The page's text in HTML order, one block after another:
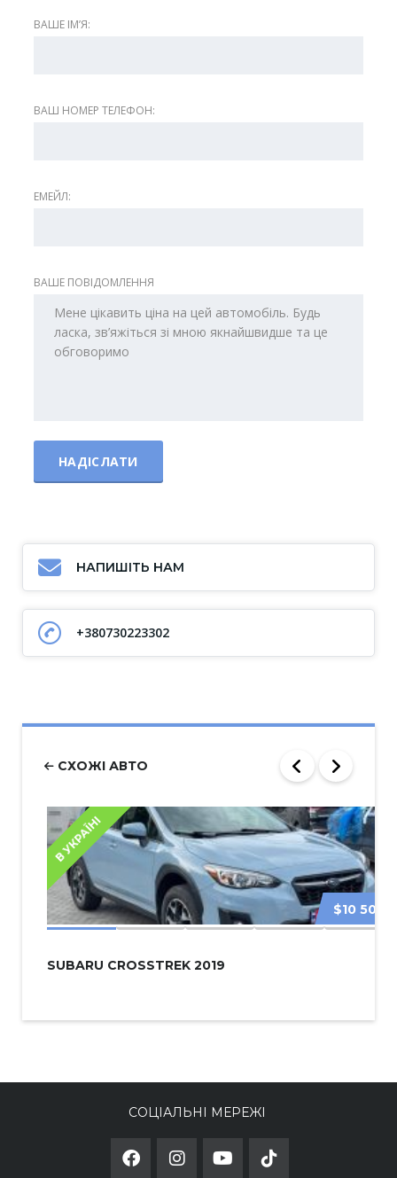
ВАШЕ ІМʼЯ:
ВАШ НОМЕР ТЕЛЕФОН:
ЕМЕЙЛ:
ВАШЕ ПОВІДОМЛЕННЯ
НАПИШІТЬ НАМ
+380730223302
СХОЖІ АВТО
В УКРАЇНІ
$10 500
SUBARU CROSSTREK 2019
СОЦІАЛЬНІ МЕРЕЖІ